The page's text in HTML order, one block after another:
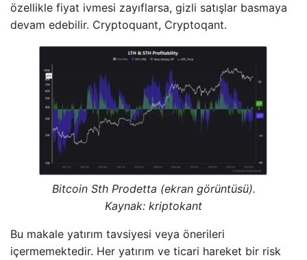
özellikle fiyat ivmesi zayıflarsa, gizli satışlar basmaya
devam edebilir. Cryptoquant, Cryptoqant.
Bitcoin Sth Prodetta (ekran görüntüsü).
Kaynak: kriptokant
Bu makale yatırım tavsiyesi veya önerileri
içermemektedir. Her yatırım ve ticari hareket bir risk